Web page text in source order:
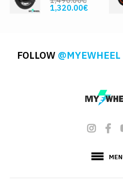
1,320.00€
FOLLOW @MYEWHEEL